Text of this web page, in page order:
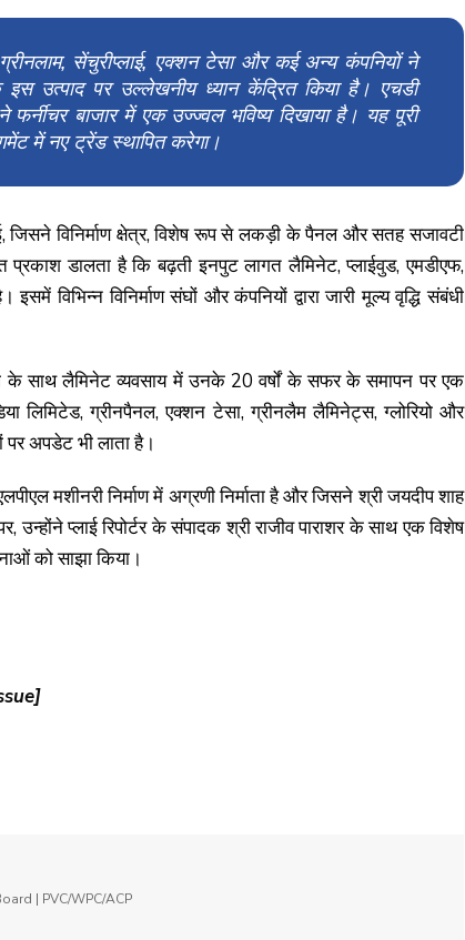
ग्रीनलाम, सेंचुरीप्लाई, एक्शन टेसा और कई अन्य कंपनियों ने
इस उत्पाद पर उल्लेखनीय ध्यान केंद्रित किया है। एचडी
बाजार में एक उज्ज्वल भविष्य दिखाया है। यह पूरी
में नए ट्रेंड स्थापित करेगा।
विनिर्माण क्षेत्र, विशेष रूप से लकड़ी के पैनल और सतह सजावटी
डालता है कि बढ़ती इनपुट लागत लैमिनेट, प्लाईवुड, एमडीएफ,
विभिन्न विनिर्माण संघों और कंपनियों द्वारा जारी मूल्य वृद्धि संबंधी
साथ लैमिनेट व्यवसाय में उनके 20 वर्षों के सफर के समापन पर एक
लिमिटेड, ग्रीनपैनल, एक्शन टेसा, ग्रीनलैम लैमिनेट्स, ग्लोरियो और
अपडेट भी लाता है।
मशीनरी निर्माण में अग्रणी निर्माता है और जिसने श्री जयदीप शाह
प्लाई रिपोर्टर के संपादक श्री राजीव पाराशर के साथ एक विशेष
को साझा किया।
| PVC/WPC/ACP